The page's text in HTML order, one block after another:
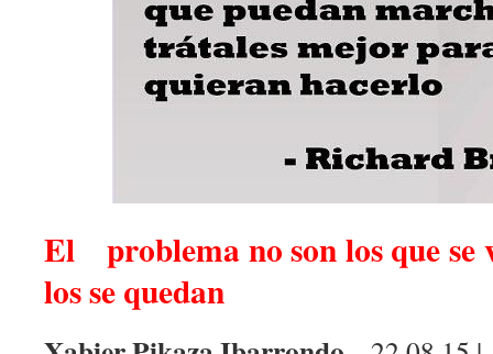
El problema no son los que se
los se quedan